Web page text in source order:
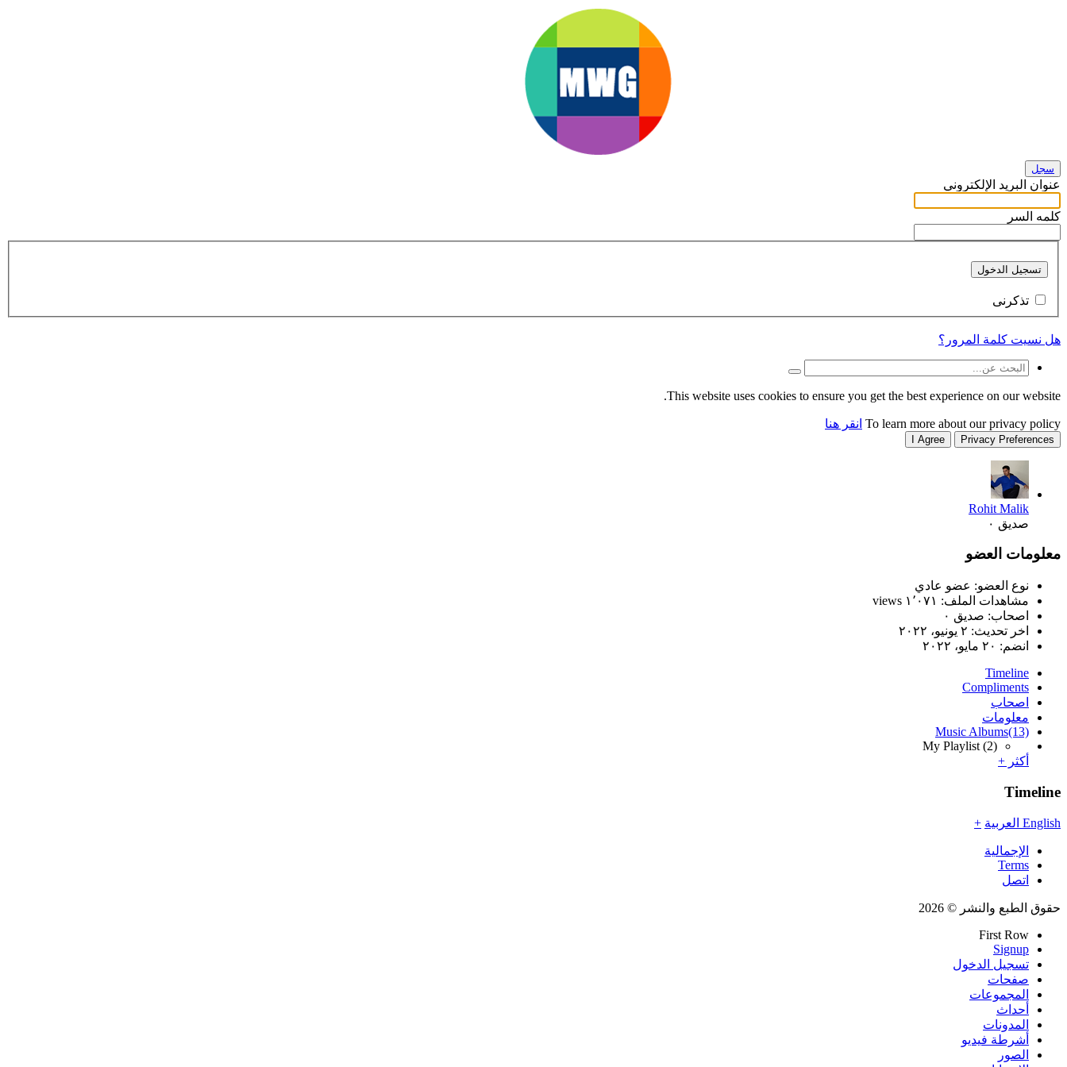
سجل
عنوان البريد الإلكتروني
كلمه السر
تسجيل الدخول
تذكرنى
هل نسيت كلمة المرور؟
This website uses cookies to ensure you get the best experience on our website.
To learn more about our privacy policy انقر هنا
Privacy Preferences
I Agree
Rohit Malik
صديق ٠
معلومات العضو
نوع العضو: عضو عادي
مشاهدات الملف: ١٬٠٧١ views
اصحاب: صديق ٠
اخر تحديث: ٢ يونيو، ٢٠٢٢
انضم: ٢٠ مايو، ٢٠٢٢
Timeline
Compliments
اصحاب
معلومات
Music Albums(13)
My Playlist (2)
أكثر +
Timeline
English العربية +
الإجمالية
Terms
اتصل
حقوق الطبع والنشر © 2026
First Row
Signup
تسجيل الدخول
صفحات
المجموعات
أحداث
المدونات
أشرطة فيديو
الصور